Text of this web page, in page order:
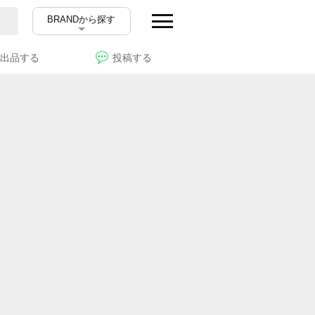
BRANDから探す
出品する 投稿する